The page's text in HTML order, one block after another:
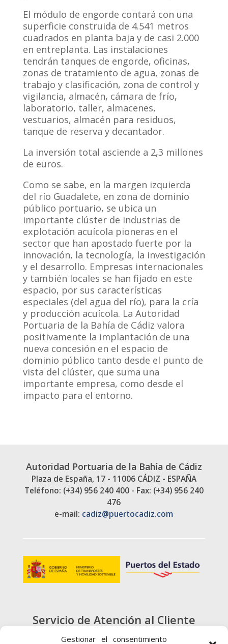
Gestionar el consentimiento
El módulo de engorde contará con una
superficie construida de 4.541 metros
cuadrados en planta baja y de casi 2.000
en entreplanta. Las instalaciones
tendrán tanques de engorde, oficinas,
zonas de tratamiento de agua, zonas de
trabajo y clasificación, zona de control y
vigilancia, almacén, cámara de frío,
laboratorio, taller, almacenes,
vestuarios, almacén para residuos,
tanque de reserva y decantador.
La inversión total asciende a 2,3 millones
de euros.
Como se sabe, en la margen izquierda
del río Guadalete, en zona de dominio
público portuario, se ubica un
importante clúster de industrias de
explotación acuícola pioneras en el
sector que han apostado fuerte por la
innovación, la tecnología, la investigación
y el desarrollo. Empresas internacionales
y también locales se han fijado en este
espacio, por sus características
especiales (del agua del río), para la cría
y producción acuícola. La Autoridad
Portuaria de la Bahía de Cádiz valora
positivamente la implantación de una
nueva concesión en el espacio de
dominio público tanto desde el punto de
vista del clúster, que suma una
importante empresa, como desde el
impacto para el entorno.
Autoridad Portuaria de la Bahía de Cádiz
Plaza de España, 17 - 11006 CÁDIZ - ESPAÑA
Teléfono: (+34) 956 240 400 - Fax: (+34) 956 240
476
e-mail: cadiz@puertocadiz.com
Servicio de Atención al Cliente
900 720 415